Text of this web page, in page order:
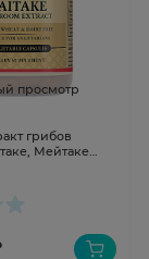
просмотр
грибов
Мейтаке